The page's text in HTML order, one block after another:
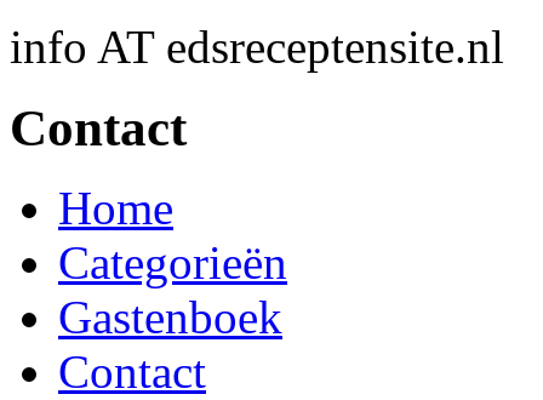
info AT edsreceptensite.nl
Contact
Home
Categorieën
Gastenboek
Contact